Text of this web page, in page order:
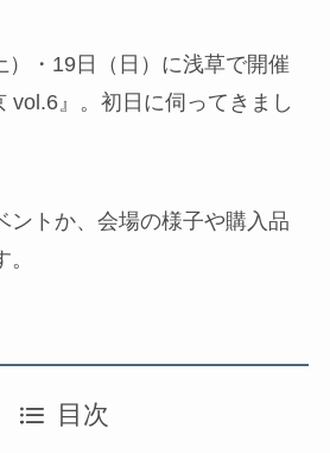
）・19日（日）に浅草で開催
vol.6』。初日に伺ってきまし
ントか、会場の様子や購入品
目次